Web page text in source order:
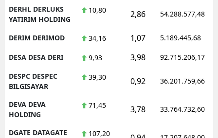
DERHL DERLUKS
YATIRIM HOLDING
10,80 2,86 54.288.577,48
DERIM DERIMOD 34,16 1,07 5.189.445,68
DESA DESA DERI 9,93 3,98 92.715.206,17
DESPC DESPEC
BILGISAYAR
39,30 0,92 36.201.759,66
DEVA DEVA
HOLDING
71,45 3,78 33.764.732,60
DGATE DATAGATE
107,20